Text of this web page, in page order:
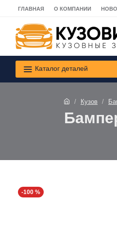
ГЛАВНАЯ О КОМПАНИИ
Каталог деталей
Кузов
-100 %